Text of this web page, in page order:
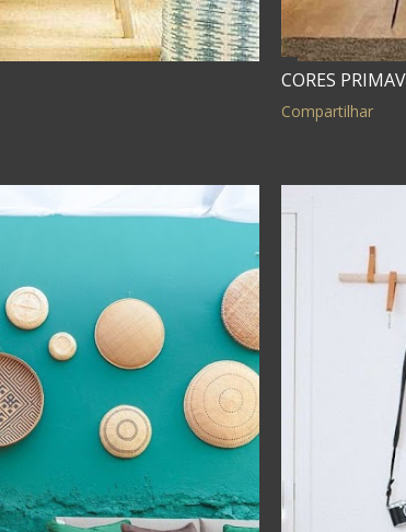
CORES
Compartilhar